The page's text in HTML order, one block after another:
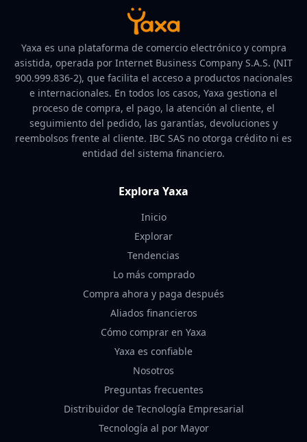
Yaxa es una plataforma de comercio electrónico y compra
asistida, operada por Internet Business Company S.A.S. (NIT
900.999.836-2), que facilita el acceso a productos nacionales
e internacionales. En todos los casos, Yaxa gestiona el
proceso de compra, el pago, la atención al cliente, el
seguimiento del pedido, las garantías, devoluciones y
reembolsos frente al cliente. IBC SAS no otorga crédito ni es
entidad del sistema financiero.
Explora Yaxa
Inicio
Explorar
Tendencias
Lo más comprado
Compra ahora y paga después
Aliados financieros
Cómo comprar en Yaxa
Yaxa es confiable
Nosotros
Preguntas frecuentes
Distribuidor de Tecnología Empresarial
Tecnología al por Mayor